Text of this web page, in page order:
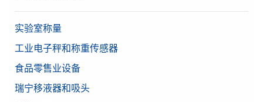
实验室称量
工业电子秤和称重传感器
食品零售业设备
瑞宁移液器和吸头